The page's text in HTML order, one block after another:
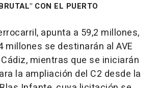
CON EL PUERTO
apunta a 59,2 millones,
millones se destinarán al AVE
mientras que se iniciarán
la ampliación del C2 desde la